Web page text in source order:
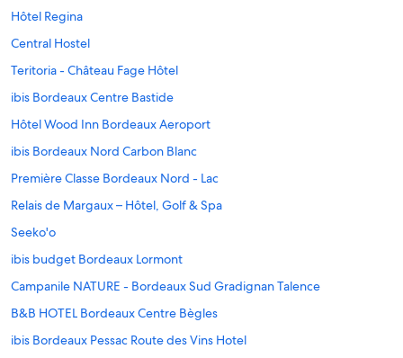
Hôtel Regina
Central Hostel
Teritoria - Château Fage Hôtel
ibis Bordeaux Centre Bastide
Hôtel Wood Inn Bordeaux Aeroport
ibis Bordeaux Nord Carbon Blanc
Première Classe Bordeaux Nord - Lac
Relais de Margaux – Hôtel, Golf & Spa
Seeko'o
ibis budget Bordeaux Lormont
Campanile NATURE - Bordeaux Sud Gradignan Talence
B&B HOTEL Bordeaux Centre Bègles
ibis Bordeaux Pessac Route des Vins Hotel